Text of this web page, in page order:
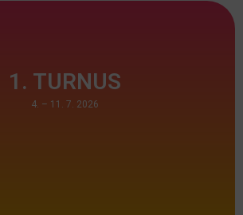
1. TURNUS
4. – 11. 7. 2026